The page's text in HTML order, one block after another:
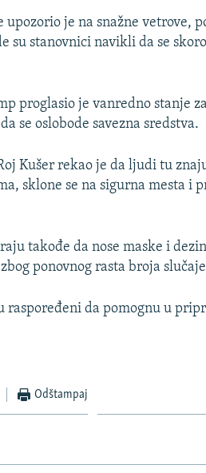
je na snažne vetrove,
su stanovnici navikli da se
proglasio je vanredno stanje
se oslobode savezna sredstva.
Kušer rekao je da ljudi tu
sklone se na sigurna mesta i
takođe da nose maske i
ponovnog rasta broja
raspoređeni da pomognu u
Odštampaj